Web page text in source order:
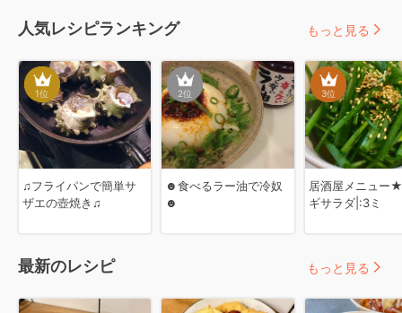
人気レシピランキング
1位
♫フライパンで簡単サ
ザエの壺焼き♫
2位
☻食べるラー油で冷奴
☻
3位
居酒屋メニュー
ギサラダ|:3ミ
もっと見る
最新のレシピ もっと見る